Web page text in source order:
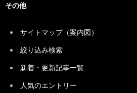
その他
サイトマップ（案内図）
絞り込み検索
新着・更新記事一覧
人気のエントリー